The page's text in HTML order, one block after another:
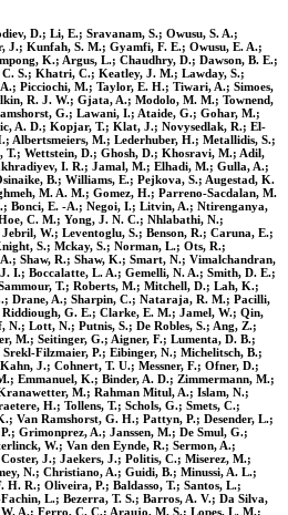
D.; Li, E.; Sravanam, S.; Owusu, S. A.;
J.; Kunfah, S. M.; Gyamfi, F. E.; Owusu, E. A.;
K.; Argus, L.; Chaudhry, D.; Dawson, B. E.;
S.; Khatri, C.; Keatley, J. M.; Lawday, S.;
Picciochi, M.; Taylor, E. H.; Tiwari, A.; Simoes,
R. J. W.; Gjata, A.; Modolo, M. M.; Townend,
G.; Lawani, I.; Ataide, G.; Gohar, M.;
A. D.; Kopjar, T.; Klat, J.; Novysedlak, R.; El-
Albertsmeiers, M.; Lederhuber, H.; Metallidis, S.;
T.; Wettstein, D.; Ghosh, D.; Khosravi, M.; Adil,
I. R.; Jamal, M.; Elhadi, M.; Gulla, A.;
B.; Williams, E.; Pejkova, S.; Augestad, K.
M. A. M.; Gomez, H.; Parreno-Sacdalan, M.
Bonci, E. -A.; Negoi, I.; Litvin, A.; Ntirenganya,
C. M.; Yong, J. N. C.; Nhlabathi, N.;
W.; Leventoglu, S.; Benson, R.; Caruna, E.;
S.; Mckay, S.; Norman, L.; Ots, R.;
Shaw, R.; Shaw, K.; Smart, N.; Vimalchandran,
I.; Boccalatte, L. A.; Gemelli, N. A.; Smith, D. E.;
T.; Roberts, M.; Mitchell, D.; Lah, K.;
Drane, A.; Sharpin, C.; Nataraja, R. M.; Pacilli,
G. E.; Clarke, E. M.; Jamel, W.; Qin,
N.; Lott, N.; Putnis, S.; De Robles, S.; Ang, Z.;
M.; Seitinger, G.; Aigner, F.; Lumenta, D. B.;
Filzmaier, P.; Eibinger, N.; Michelitsch, B.;
J.; Cohnert, T. U.; Messner, F.; Ofner, D.;
Emmanuel, K.; Binder, A. D.; Zimmermann, M.;
M.; Rahman Mitul, A.; Islam, N.;
H.; Tollens, T.; Schols, G.; Smets, C.;
Van Ramshorst, G. H.; Pattyn, P.; Desender, L.;
Grimonprez, A.; Janssen, M.; De Smul, G.;
W.; Van den Eynde, R.; Sermon, A.;
J.; Jaekers, J.; Politis, C.; Miserez, M.;
N.; Christiano, A.; Guidi, B.; Minussi, A. L.;
H. R.; Oliveira, P.; Baldasso, T.; Santos, L.;
L.; Bezerra, T. S.; Barros, A. V.; Da Silva,
A.; Ferro, C. C.; Araujo, M. S.; Lopes, L. M.;